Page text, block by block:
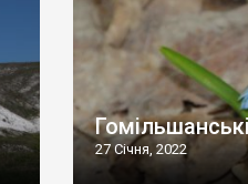
27 Січня, 2022